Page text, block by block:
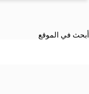
أبحث في الموقع